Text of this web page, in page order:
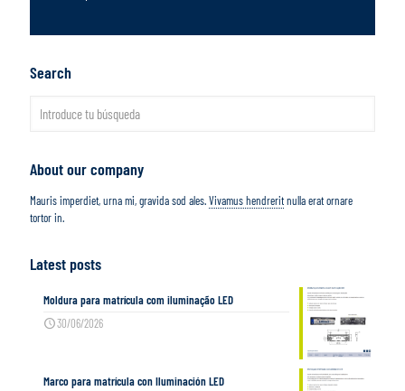
Search
About our company
Mauris imperdiet, urna mi, gravida sod ales.Vivamus hendreritnulla erat ornare
tortor in.
Latest posts
Moldura para matrícula com iluminação LED
30/06/2026
Marco para matrícula con Iluminación LED